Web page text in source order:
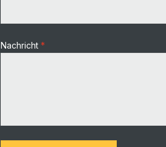
Nachricht